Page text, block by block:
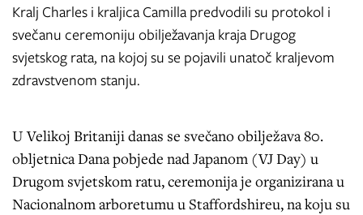
Kralj Charles i kraljica Camilla predvodili su protokol i
svečanu ceremoniju obilježavanja kraja Drugog
svjetskog rata, na kojoj su se pojavili unatoč kraljevom
zdravstvenom stanju.
U Velikoj Britaniji danas se svečano obilježava 80.
obljetnica Dana pobjede nad Japanom (VJ Day) u
Drugom svjetskom ratu, ceremonija je organizirana u
Nacionalnom arboretumu u Staffordshireu, na koju su